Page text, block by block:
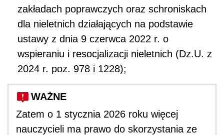
zakładach poprawczych oraz schroniskach
dla nieletnich działających na podstawie
ustawy z dnia 9 czerwca 2022 r. o
wspieraniu i resocjalizacji nieletnich (Dz.U. z
2024 r. poz. 978 i 1228);
WAŻNE
Zatem o 1 stycznia 2026 roku więcej
nauczycieli ma prawo do skorzystania ze